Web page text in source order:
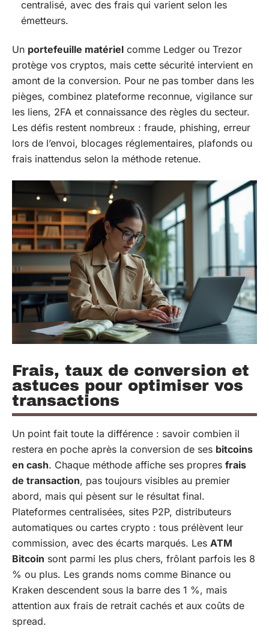
centralisé, avec des frais qui varient selon les
émetteurs.
Un portefeuille matériel comme Ledger ou Trezor
protège vos cryptos, mais cette sécurité intervient en
amont de la conversion. Pour ne pas tomber dans les
pièges, combinez plateforme reconnue, vigilance sur
les liens, 2FA et connaissance des règles du secteur.
Les défis restent nombreux : fraude, phishing, erreur
lors de l’envoi, blocages réglementaires, plafonds ou
frais inattendus selon la méthode retenue.
Frais, taux de conversion et
astuces pour optimiser vos
transactions
Un point fait toute la différence : savoir combien il
restera en poche après la conversion de ses bitcoins
en cash. Chaque méthode affiche ses propres frais
de transaction, pas toujours visibles au premier
abord, mais qui pèsent sur le résultat final.
Plateformes centralisées, sites P2P, distributeurs
automatiques ou cartes crypto : tous prélèvent leur
commission, avec des écarts marqués. Les ATM
Bitcoin sont parmi les plus chers, frôlant parfois les 8
% ou plus. Les grands noms comme Binance ou
Kraken descendent sous la barre des 1 %, mais
attention aux frais de retrait cachés et aux coûts de
spread.